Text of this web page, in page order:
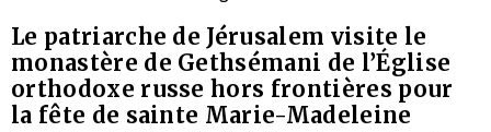
Le patriarche de Jérusalem visite le
monastère de Gethsémani de l’Église
orthodoxe russe hors frontières pour
la fête de sainte Marie-Madeleine